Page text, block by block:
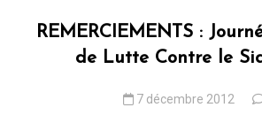
REMERCIEMENTS :
de Lutte Contre le
7 décembre 2012